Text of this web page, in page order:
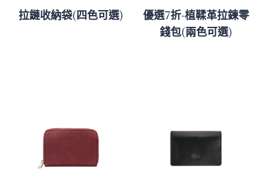
拉鏈收納袋(四色可選)
優選7折-植鞣革拉鍊零
錢包(兩色可選)